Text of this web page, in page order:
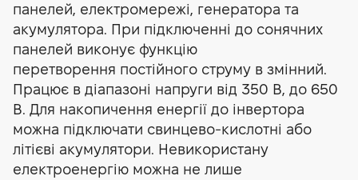
панелей, електромережі, генератора та
акумулятора. При підключенні до сонячних
панелей виконує функцію
перетворення постійного струму в змінний.
Працює в діапазоні напруги від 350 В, до 650
В. Для накопичення енергії до інвертора
можна підключати свинцево-кислотні або
літієві акумулятори. Невикористану
електроенергію можна не лише